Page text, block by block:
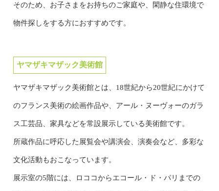
そのため、お子さまをお持ちのご家庭や、閑静な住環境で
物件探しをする方におすすめです。
ヤマザキマザック美術館
ヤマザキマザック美術館とは、18世紀から20世紀にかけて
のフランス美術の絵画作品や、アール・ヌーヴォーのガラ
ス工芸品、家具などを常設展示している美術館です。
所蔵作品に呼応した展覧会や講演会、演奏会など、多彩な
文化活動もおこなっています。
展示室の5階には、ロココからエコール・ド・パリまでの